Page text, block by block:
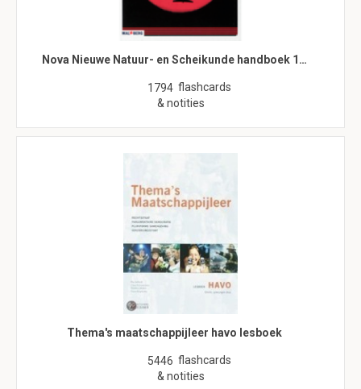
Nova Nieuwe Natuur- en Scheikunde handboek 1…
1794 flashcards
& notities
Thema's maatschappijleer havo lesboek
5446 flashcards
& notities